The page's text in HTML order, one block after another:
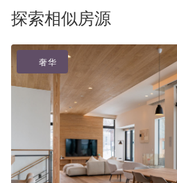
探索相似房源
奢华